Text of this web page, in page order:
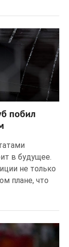
побил
в будущее.
не только
плане, что